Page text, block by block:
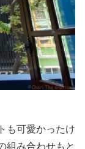
も可愛かったけ
組み合わせもと